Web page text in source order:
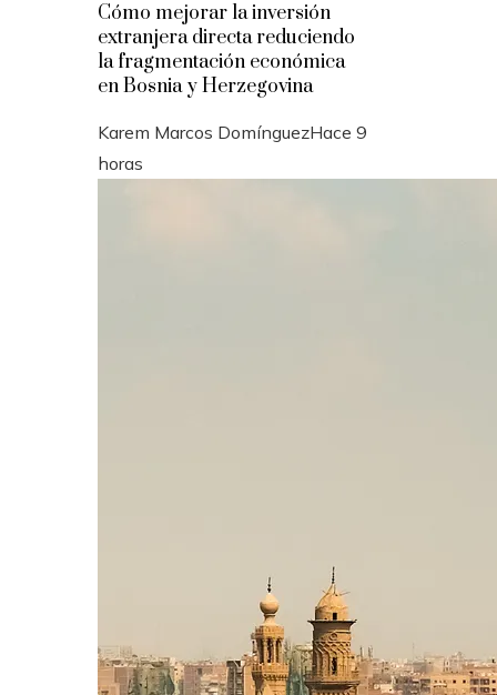
Cómo mejorar la inversión
extranjera directa reduciendo
la fragmentación económica
en Bosnia y Herzegovina
Karem Marcos DomínguezHace 9
horas